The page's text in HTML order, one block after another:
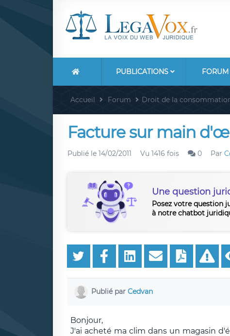
PUBLICATIONS
Accueil Forum Droit de la
Facture sur main
Publié le 14/02/2011 Vu 1416 fois 0 Par
Une question
Posez votre question
à notre chatbot
Publié par Cedvan
Bonjour,
J'ai acheté ma clim dans un magasin